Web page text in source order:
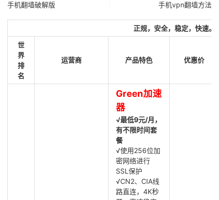
手机翻墙破解版 手机vpn翻墙方法
正规，安全，稳定，快速。
世
界
排
名
运营商 产品特色 优惠价
Green加速
器
√最低9元/月，
有不限时间套
餐
√使用256位加
密网络进行
SSL保护
√CN2、CIA线
路直连，4K秒